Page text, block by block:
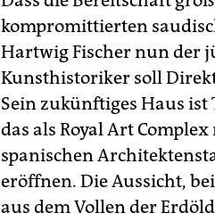
kompromittierten
Hartwig Fischer nun der
Kunsthistoriker soll
Sein zukünftiges Haus
das als Royal Art
spanischen
eröffnen. Die Aussicht,
aus dem Vollen der